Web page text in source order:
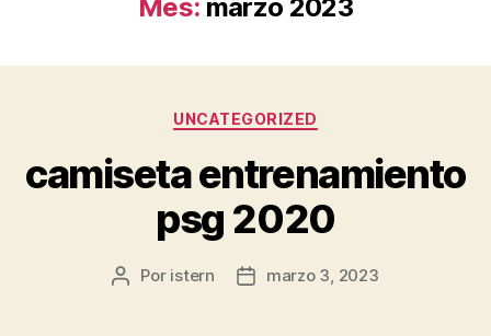
Mes: marzo 2023
Categorías
UNCATEGORIZED
camiseta entrenamiento
psg 2020
Autor
Por istern
Fechamarzo 3, 2023